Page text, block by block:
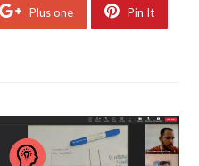
Plus one Pin It